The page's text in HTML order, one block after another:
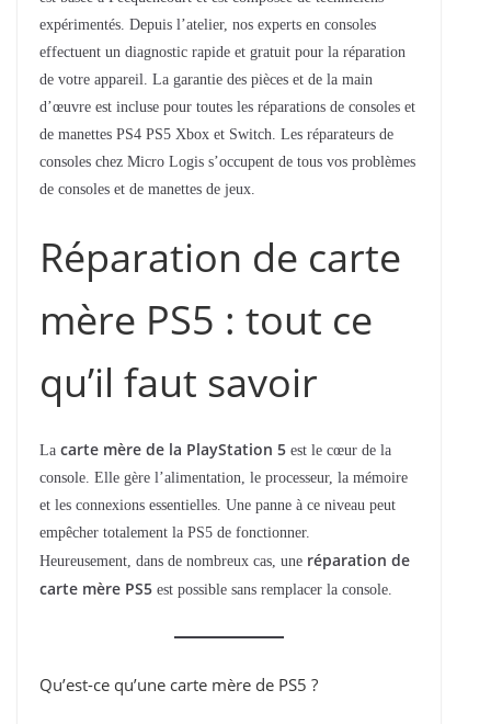
expérimentés. Depuis l’atelier, nos experts en consoles
effectuent un diagnostic rapide et gratuit pour la réparation
de votre appareil. La garantie des pièces et de la main
d’œuvre est incluse pour toutes les réparations de consoles et
de manettes PS4 PS5 Xbox et Switch. Les réparateurs de
consoles chez Micro Logis s’occupent de tous vos problèmes
de consoles et de manettes de jeux.
Réparation de carte
mère PS5 : tout ce
qu’il faut savoir
La carte mère de la PlayStation 5 est le cœur de la
console. Elle gère l’alimentation, le processeur, la mémoire
et les connexions essentielles. Une panne à ce niveau peut
empêcher totalement la PS5 de fonctionner.
Heureusement, dans de nombreux cas, une réparation de
carte mère PS5 est possible sans remplacer la console.
Qu’est-ce qu’une carte mère de PS5 ?